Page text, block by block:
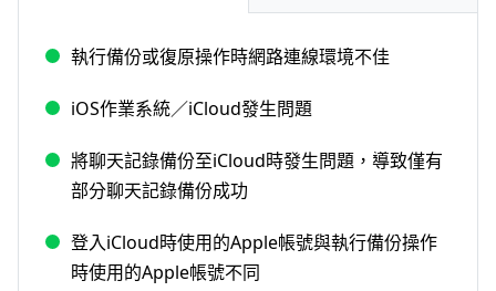
執行備份或復原操作時網路連線環境不佳
iOS作業系統／iCloud發生問題
將聊天記錄備份至iCloud時發生問題，導致僅有
部分聊天記錄備份成功
登入iCloud時使用的Apple帳號與執行備份操作
時使用的Apple帳號不同